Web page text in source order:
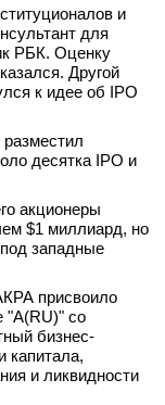
и
для
РБК. Оценку
Другой
к идее об IPO
десятка IPO и
акционеры
$1 миллиард, но
западные
присвоило
"А(RU)" со
бизнес-
капитала,
и ликвидности